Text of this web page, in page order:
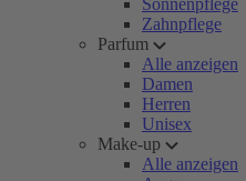
Sonnenpflege
Zahnpflege
Parfum
Alle anzeigen
Damen
Herren
Unisex
Make-up
Alle anzeigen